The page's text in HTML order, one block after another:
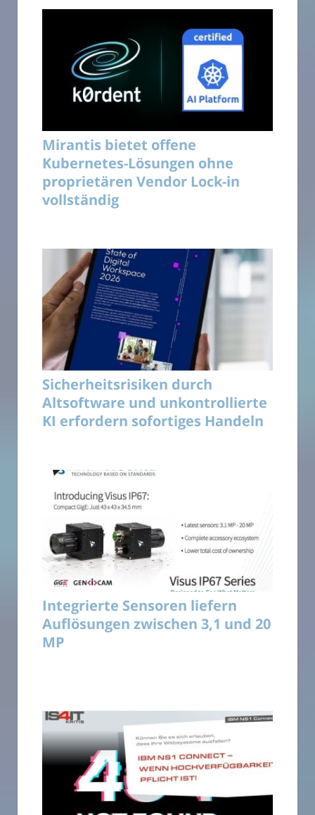
Mirantis bietet offene
Kubernetes-Lösungen ohne
proprietären Vendor Lock-in
vollständig
Sicherheitsrisiken durch
Altsoftware und unkontrollierte
KI erfordern sofortiges Handeln
Integrierte Sensoren liefern
Auflösungen zwischen 3,1 und 20
MP